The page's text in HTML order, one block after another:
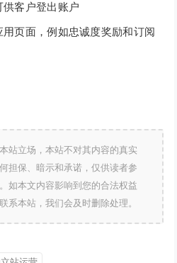
客户登出账户
页面，例如忠诚度奖励和订阅
站立场，本站不对其内容的真实
担保、暗示和承诺，仅供读者参
如本文内容影响到您的合法权益
系本站，我们会及时删除处理。